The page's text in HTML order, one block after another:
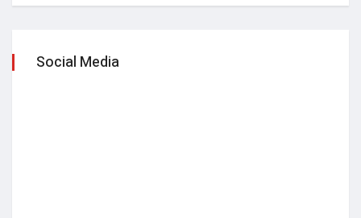
Social Media